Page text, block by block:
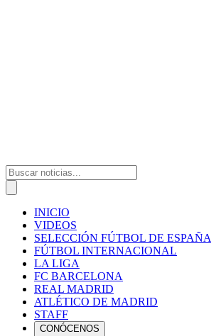
INICIO
VIDEOS
SELECCIÓN FÚTBOL DE ESPAÑA
FÚTBOL INTERNACIONAL
LA LIGA
FC BARCELONA
REAL MADRID
ATLÉTICO DE MADRID
STAFF
CONÓCENOS